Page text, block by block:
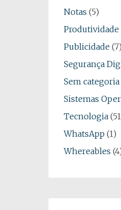
Notas (5)
Produtividade
Publicidade (7)
Segurança
Sem categoria
Sistemas
Tecnologia
WhatsApp (1)
Whereables